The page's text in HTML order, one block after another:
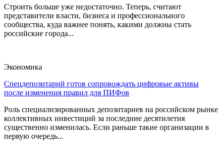
Строить больше уже недостаточно. Теперь, считают
представители власти, бизнеса и профессионального
сообщества, куда важнее понять, какими должны стать
российские города...
Экономика
Спецдепозитарий готов сопровождать цифровые активы
после изменения правил для ПИФов
Роль специализированных депозитариев на российском рынке
коллективных инвестиций за последние десятилетия
существенно изменилась. Если раньше такие организации в
первую очередь...